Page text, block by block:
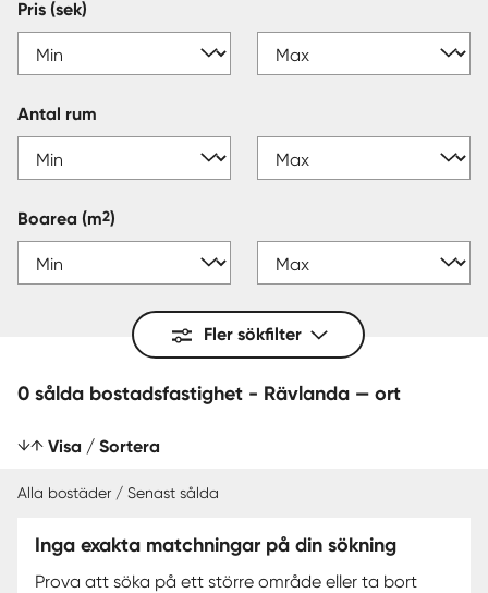
Pris (sek)
Antal rum
Boarea (m2)
Fler sökfilter
0 sålda bostadsfastighet - Rävlanda — ort
Visa / Sortera
SENAST SÅLDA
Alla bostäder / Senast sålda
Inga exakta matchningar på din sökning
Prova att söka på ett större område eller ta bort